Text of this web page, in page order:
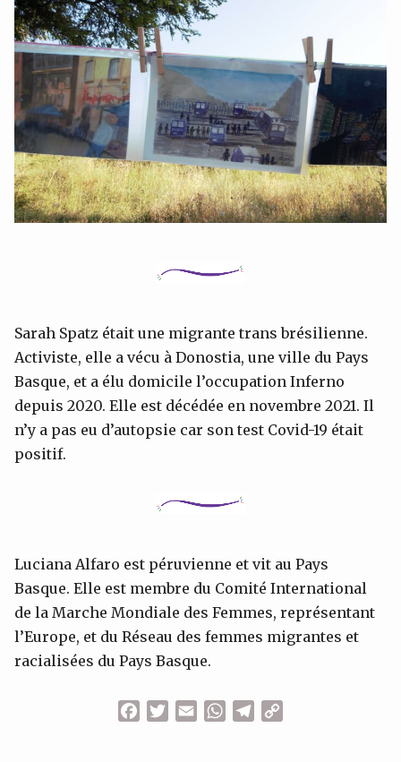
Sarah Spatz était une migrante trans brésilienne.
Activiste, elle a vécu à Donostia, une ville du Pays
Basque, et a élu domicile l’occupation Inferno
depuis 2020. Elle est décédée en novembre 2021. Il
n’y a pas eu d’autopsie car son test Covid-19 était
positif.
Luciana Alfaro est péruvienne et vit au Pays
Basque. Elle est membre du Comité International
de la Marche Mondiale des Femmes, représentant
l’Europe, et du Réseau des femmes migrantes et
racialisées du Pays Basque.
FacebookTwitterEmailWhatsApp
Telegram